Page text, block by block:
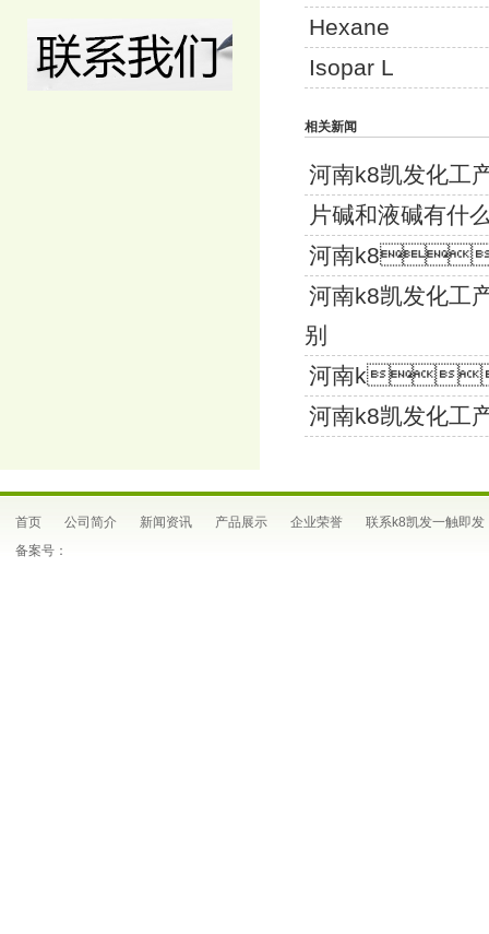
Hexane
Isopar L
相关新闻
河南k8凯发
片碱和液碱有什
河南k8
河南k8凯发
别
河南
河南k8凯发
首页 公司简介 新闻资讯 产品展示 企业荣誉
联系k8凯发一触即发
备案号：